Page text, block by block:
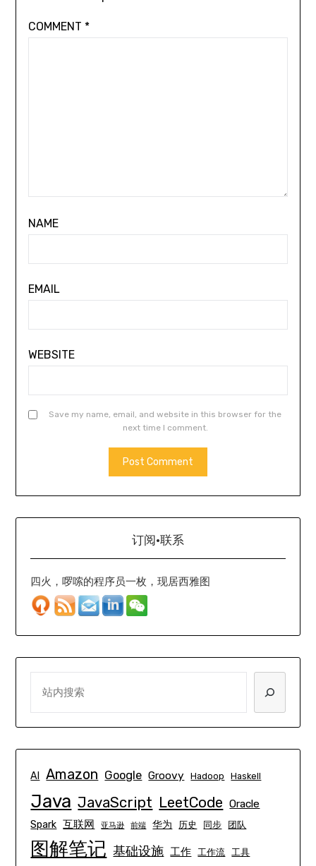
COMMENT *
NAME
EMAIL
WEBSITE
Save my name, email, and website in this browser for the
next time I comment.
订阅·联系
四火，啰嗦的程序员一枚，现居西雅图
AI Amazon Google Groovy Hadoop Haskell
Java JavaScript LeetCode Oracle
Spark 互联网 亚马逊 前端 华为 历史 同步 团队
图解笔记 基础设施 工作 工作流 工具